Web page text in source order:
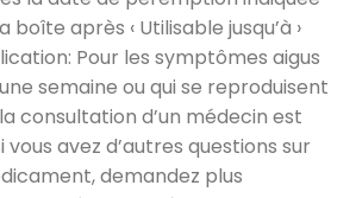
après ‹ Utilisable jusqu’à ›
Pour les symptômes aigus
semaine ou qui se reproduisent
consultation d’un médecin est
avez d’autres questions sur
demandez plus